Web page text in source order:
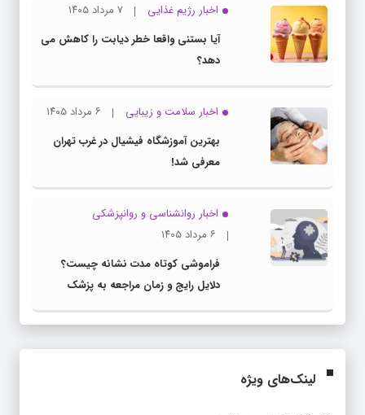
اخبار رژیم غذایی
۷ مرداد ۱۴۰۵
آیا بستنی واقعا خطر دیابت را کاهش می
دهد؟
اخبار سلامت و زیبایی
۶ مرداد ۱۴۰۵
بهترین آموزشگاه فیشیال در غرب تهران
معرفی شد!
اخبار روانشناسی و روانپزشكی
۶ مرداد ۱۴۰۵
فراموشی کوتاه مدت نشانه چیست؟
دلایل رایج و زمان مراجعه به پزشک
لینک‌های ویژه